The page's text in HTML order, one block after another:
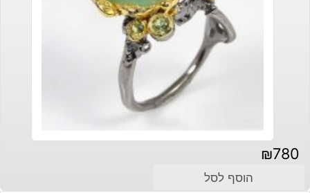
₪780
הוסף לסל